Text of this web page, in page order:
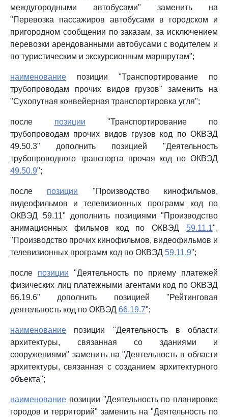
междугородными автобусами" заменить на
"Перевозка пассажиров автобусами в городском и
пригородном сообщении по заказам, за исключением
перевозки арендованными автобусами с водителем и
по туристическим и экскурсионным маршрутам";
наименование позиции "Транспортирование по
трубопроводам прочих видов грузов" заменить на
"Сухопутная конвейерная транспортировка угля";
после позиции "Транспортирование по
трубопроводам прочих видов грузов код по ОКВЭД
49.50.3" дополнить позицией "Деятельность
трубопроводного транспорта прочая код по ОКВЭД
49.50.9";
после позиции "Производство кинофильмов,
видеофильмов и телевизионных программ код по
ОКВЭД 59.11" дополнить позициями "Производство
анимационных фильмов код по ОКВЭД 59.11.1",
"Производство прочих кинофильмов, видеофильмов и
телевизионных программ код по ОКВЭД 59.11.9";
после позиции "Деятельность по приему платежей
физических лиц платежными агентами код по ОКВЭД
66.19.6" дополнить позицией "Рейтинговая
деятельность код по ОКВЭД 66.19.7";
наименование позиции "Деятельность в области
архитектуры, связанная со зданиями и
сооружениями" заменить на "Деятельность в области
архитектуры, связанная с созданием архитектурного
объекта";
наименование позиции "Деятельность по планировке
городов и территорий" заменить на "Деятельность по